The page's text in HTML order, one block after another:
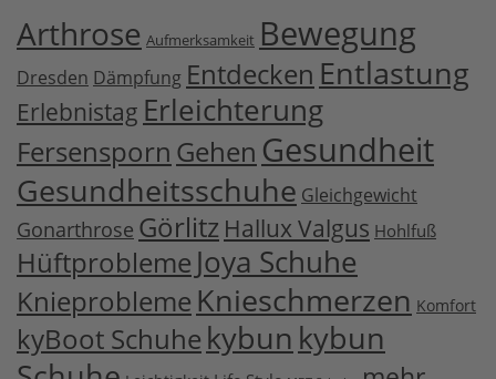
Arthrose Aufmerksamkeit Bewegung
Dresden Dämpfung Entdecken Entlastung
Erlebnistag Erleichterung
Fersensporn Gehen Gesundheit
Gesundheitsschuhe Gleichgewicht
Gonarthrose Görlitz Hallux Valgus Hohlfuß
Hüftprobleme Joya Schuhe
Knieprobleme Knieschmerzen Komfort
kyBoot Schuhe kybun kybun